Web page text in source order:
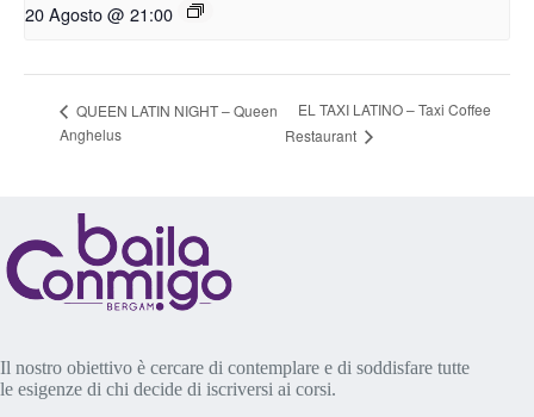
20 Agosto @ 21:00
QUEEN LATIN NIGHT – Queen
Anghelus
EL TAXI LATINO – Taxi Coffee
Restaurant
Il nostro obiettivo è cercare di contemplare e di soddisfare tutte
le esigenze di chi decide di iscriversi ai corsi.